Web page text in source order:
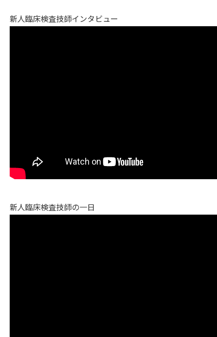
新人臨床検査技師インタビュー
新人臨床検査技師の一日